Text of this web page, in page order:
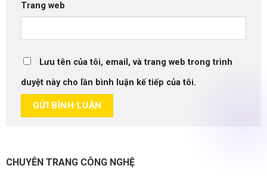
Trang web
Lưu tên của tôi, email, và trang web trong trình
duyệt này cho lần bình luận kế tiếp của tôi.
CHUYÊN TRANG CÔNG NGHỆ